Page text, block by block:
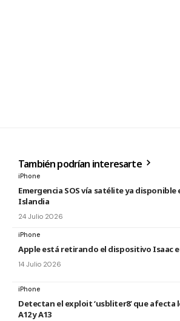
También podrían interesarte
iPhone
Emergencia SOS vía satélite ya disponible
Islandia
24 Julio 2026
iPhone
Apple está retirando el dispositivo Isaac
14 Julio 2026
iPhone
Detectan el exploit ‘usbliter8’ que afecta
A12 y A13